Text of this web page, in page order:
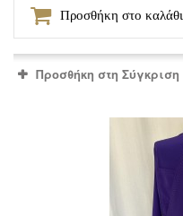
Προσθήκη στο καλάθι
Προσθήκη στη Σύγκριση